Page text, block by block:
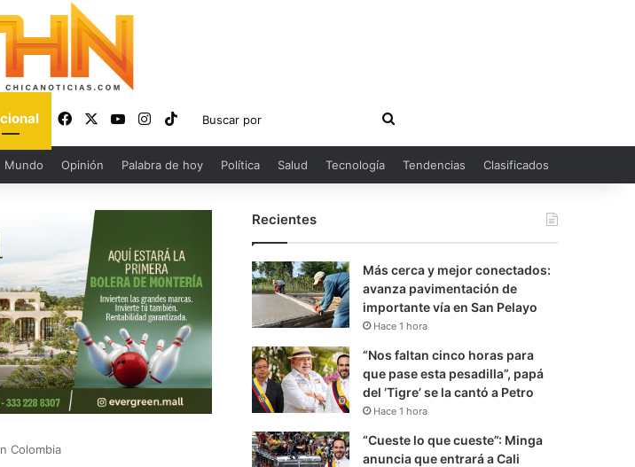
FacebookYouTubeInstagram
TikTok
Buscar
por
Mundo Opinión Palabra de hoy Política Salud Tecnología Tendencias Clasificados
Colombia
Recientes
Más cerca y mejor conectados:
avanza pavimentación de
importante vía en San Pelayo
Hace 1 hora
“Nos faltan cinco horas para
que pase esta pesadilla”, papá
del ‘Tigre’ se la cantó a Petro
Hace 1 hora
“Cueste lo que cueste”: Minga
anuncia que entrará a Cali